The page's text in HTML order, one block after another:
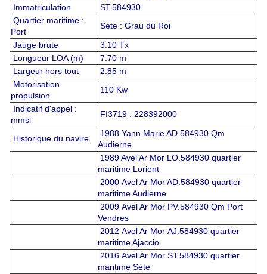
Immatriculation
ST.584930
Quartier maritime :
Port
Sète : Grau du Roi
Jauge brute
3.10 Tx
Longueur LOA (m)
7.70 m
Largeur hors tout
2.85 m
Motorisation
propulsion
110 Kw
Indicatif d'appel :
mmsi
FI3719 : 228392000
Historique du navire
1988 Yann Marie AD.584930 Qm
Audierne
1989 Avel Ar Mor LO.584930 quartier
maritime Lorient
2000 Avel Ar Mor AD.584930 quartier
maritime Audierne
2009 Avel Ar Mor PV.584930 Qm Port
Vendres
2012 Avel Ar Mor AJ.584930 quartier
maritime Ajaccio
2016 Avel Ar Mor ST.584930 quartier
maritime Sète